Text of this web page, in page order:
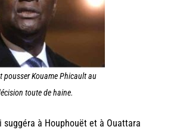
pousser Kouame Phicault au
toute de haine.
suggéra à Houphouët et à Ouattara